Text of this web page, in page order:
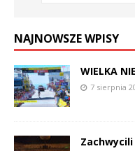
NAJNOWSZE WPISY
WIELKA
7 sierpnia